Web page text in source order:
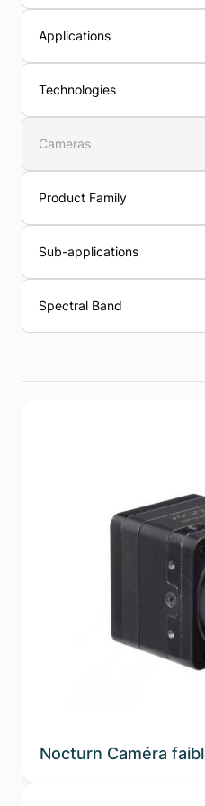
Applications
Technologies
Cameras
Product Family
Sub-applications
Spectral Band
Nocturn Caméra